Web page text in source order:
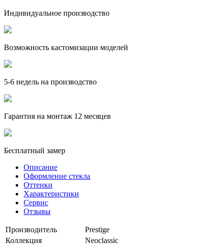
Индивидуальное производство
Возможность кастомизации моделей
5-6 недель на производство
Гарантия на монтаж 12 месяцев
Бесплатный замер
Описание
Оформление стекла
Оттенки
Характеристики
Сервис
Отзывы
Производитель
Prestige
Коллекция
Neoclassic